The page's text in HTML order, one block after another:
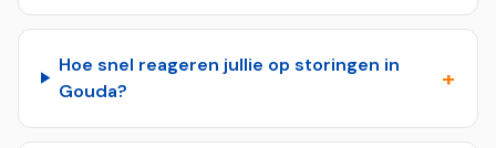
Hoe snel reageren jullie op storingen in
Gouda?
+